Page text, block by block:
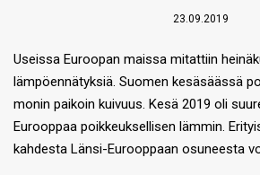
23.09.2019
Useissa Euroopan maissa mitattiin
lämpöennätyksiä. Suomen kesäsäässä
monin paikoin kuivuus. Kesä 2019 oli
Eurooppaa poikkeuksellisen lämmin.
kahdesta Länsi-Eurooppaan osuneesta